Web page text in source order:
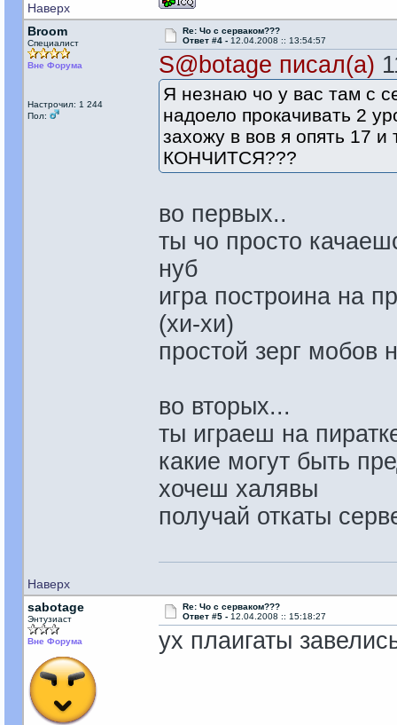
Наверх
Broom
Специалист
Вне Форума
Настрочил: 1 244
Пол:
Re: Чо с серваком???
Ответ #4 - 12.04.2008 :: 13:54:57
S@botage писал(а)
Я незнаю чо у вас там с
надоело прокачивать 2
захожу в вов я опять 17
КОНЧИТСЯ???
во первых..
ты чо просто
нуб
игра построина на
(хи-хи)
простой зерг мобов
во вторых...
ты играеш на
какие могут быть
хочеш халявы
получай откаты
Наверх
sаbotage
Энтузиаст
Вне Форума
Re: Чо с серваком???
Ответ #5 - 12.04.2008 :: 15:18:27
ух плаигаты